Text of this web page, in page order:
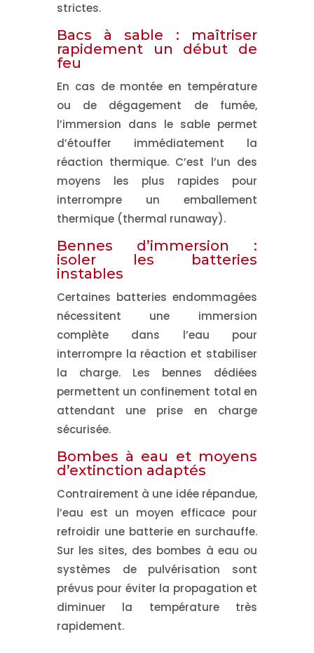
strictes.
Bacs à sable : maîtriser
rapidement un début de
feu
En cas de montée en température
ou de dégagement de fumée,
l’immersion dans le sable permet
d’étouffer immédiatement la
réaction thermique. C’est l’un des
moyens les plus rapides pour
interrompre un emballement
thermique (thermal runaway).
Bennes d’immersion :
isoler les batteries
instables
Certaines batteries endommagées
nécessitent une immersion
complète dans l’eau pour
interrompre la réaction et stabiliser
la charge. Les bennes dédiées
permettent un confinement total en
attendant une prise en charge
sécurisée.
Bombes à eau et moyens
d’extinction adaptés
Contrairement à une idée répandue,
l’eau est un moyen efficace pour
refroidir une batterie en surchauffe.
Sur les sites, des bombes à eau ou
systèmes de pulvérisation sont
prévus pour éviter la propagation et
diminuer la température très
rapidement.